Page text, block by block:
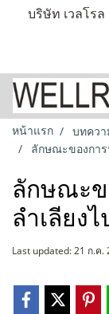
บริษัท เวลโรล
หน้าแรก บทควา
ลักษณะของการ
ลักษณะข
ลำเลียง
Last updated: 21 ก.ค.